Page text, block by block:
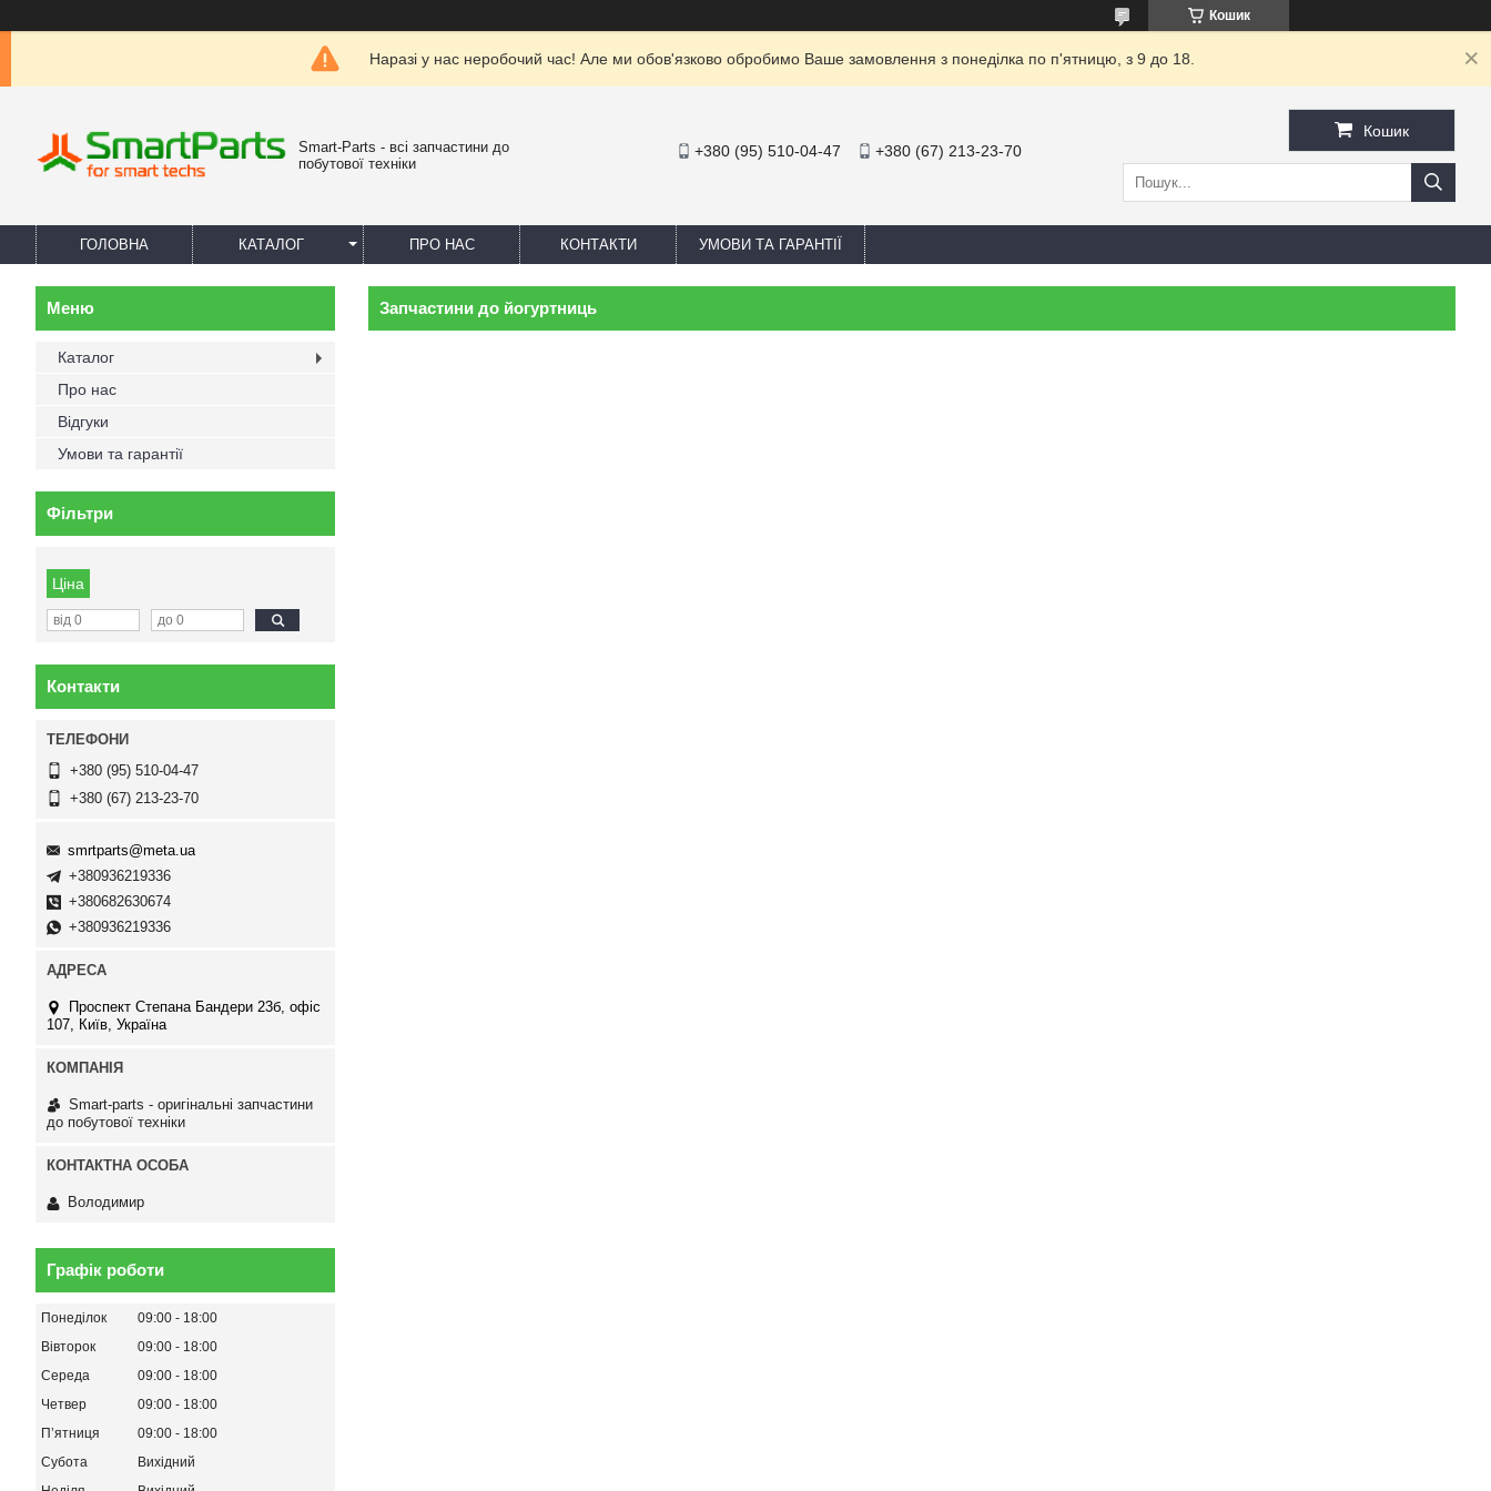
Кошик
Наразі у нас неробочий час! Але ми обов'язково обробимо Ваше замовлення з понеділка по п'ятницю, з 9 до 18.
Smart-Parts - всі запчастини до
побутової техніки
+380 (95) 510-04-47 +380 (67) 213-23-70
Кошик
ГОЛОВНА КАТАЛОГ ПРО НАС КОНТАКТИ УМОВИ ТА ГАРАНТІЇ
Запчастини до йогуртниць
Каталог
Про нас
Відгуки
Умови та гарантії
Фільтри
Ціна
Контакти
+380 (95) 510-04-47
+380 (67) 213-23-70
smrtparts@meta.ua
+380936219336
+380682630674
+380936219336
Проспект Степана Бандери 23б, офіс
107, Київ, Україна
Smart-parts - оригінальні запчастини
до побутової техніки
Володимир
Графік роботи
Понеділок 09:00
18:00
Вівторок
09:00
18:00
Середа
09:00
18:00
Четвер
09:00
18:00
Пʼятниця
09:00
18:00
Субота
Вихідний